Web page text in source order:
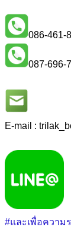
086-461-
087-696-
E-mail :
#และเพื่อความ